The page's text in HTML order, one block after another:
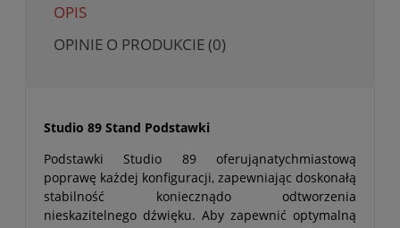
OPIS
OPINIE O PRODUKCIE (0)
Studio 89 Stand Podstawki
Podstawki Studio 89 oferująnatychmiastową
poprawę każdej konfiguracji, zapewniając doskonałą
stabilność koniecznądo odtworzenia
nieskazitelnego dźwięku. Aby zapewnić optymalną